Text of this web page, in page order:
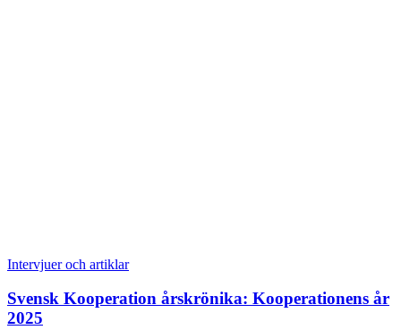
Intervjuer och artiklar
Svensk Kooperation årskrönika: Kooperationens år
2025